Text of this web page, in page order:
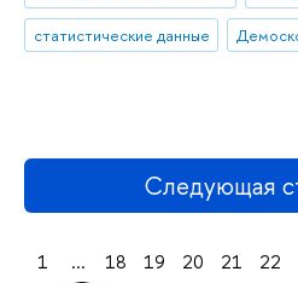
статистические данные
Следующая
1 ... 18 19 20 21 22